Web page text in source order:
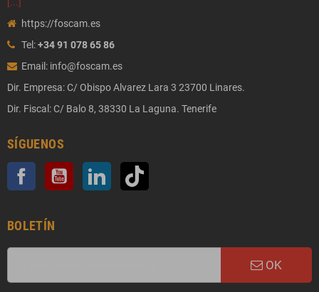
https://foscam.es
Tel:+34 91 078 65 86
Email: info@foscam.es
Dir. Empresa: C/ Obispo Alvarez Lara 3 23700 Linares.
Dir. Fiscal: C/ Balo 8, 38330 La Laguna. Tenerife
SÍGUENOS
Facebook YouTube LinkedIn
BOLETÍN
OK